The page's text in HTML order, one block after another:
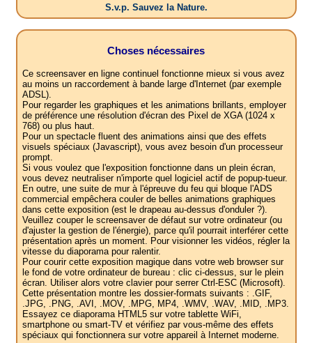
S.v.p. Sauvez la Nature.
Choses nécessaires
Ce screensaver en ligne continuel fonctionne mieux si vous avez
au moins un raccordement à bande large d'Internet (par exemple
ADSL).
Pour regarder les graphiques et les animations brillants, employer
de préférence une résolution d'écran des Pixel de XGA (1024 x
768) ou plus haut.
Pour un spectacle fluent des animations ainsi que des effets
visuels spéciaux (Javascript), vous avez besoin d'un processeur
prompt.
Si vous voulez que l'exposition fonctionne dans un plein écran,
vous devez neutraliser n'importe quel logiciel actif de popup-tueur.
En outre, une suite de mur à l'épreuve du feu qui bloque l'ADS
commercial empêchera couler de belles animations graphiques
dans cette exposition (est le drapeau au-dessus d'onduler ?).
Veuillez couper le screensaver de défaut sur votre ordinateur (ou
d'ajuster la gestion de l'énergie), parce qu'il pourrait interférer cette
présentation après un moment. Pour visionner les vidéos, régler la
vitesse du diaporama pour ralentir.
Pour courir cette exposition magique dans votre web browser sur
le fond de votre ordinateur de bureau : clic ci-dessus, sur le plein
écran. Utiliser alors votre clavier pour serrer Ctrl-ESC (Microsoft).
Cette présentation montre les dossier-formats suivants : .GIF,
.JPG, .PNG, .AVI, .MOV, .MPG, MP4, .WMV, .WAV, .MID, .MP3.
Essayez ce diaporama HTML5 sur votre tablette WiFi,
smartphone ou smart-TV et vérifiez par vous-même des effets
spéciaux qui fonctionnera sur votre appareil à Internet moderne.